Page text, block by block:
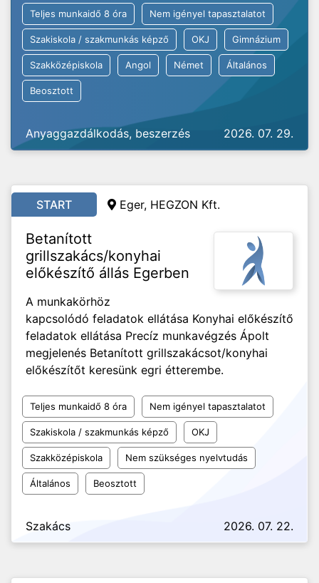
Teljes munkaidő 8 óra Nem igényel tapasztalatot
Szakiskola / szakmunkás képző OKJ Gimnázium
Szakközépiskola Angol Német Általános
Beosztott
Anyaggazdálkodás, beszerzés 2026. 07. 29.
START Eger, HEGZON Kft.
Betanított
grillszakács/konyhai
előkészítő állás Egerben
A munkakörhöz
kapcsolódó feladatok ellátása Konyhai előkészítő
feladatok ellátása Precíz munkavégzés Ápolt
megjelenés Betanított grillszakácsot/konyhai
előkészítőt keresünk egri étterembe.
Teljes munkaidő 8 óra Nem igényel tapasztalatot
Szakiskola / szakmunkás képző OKJ
Szakközépiskola Nem szükséges nyelvtudás
Általános Beosztott
Szakács 2026. 07. 22.